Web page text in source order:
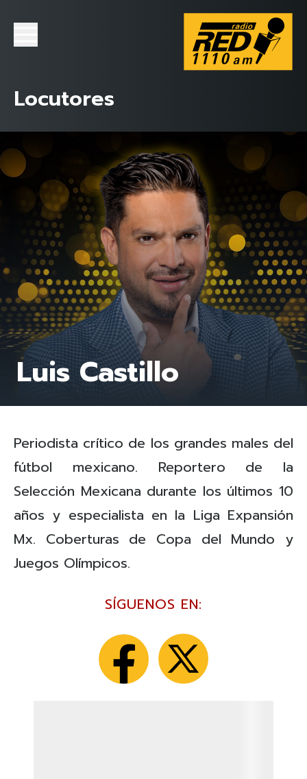
Locutores
Luis Castillo
Periodista crítico de los grandes males del
fútbol mexicano. Reportero de la
Selección Mexicana durante los últimos 10
años y especialista en la Liga Expansión
Mx. Coberturas de Copa del Mundo y
Juegos Olímpicos.
SÍGUENOS EN: